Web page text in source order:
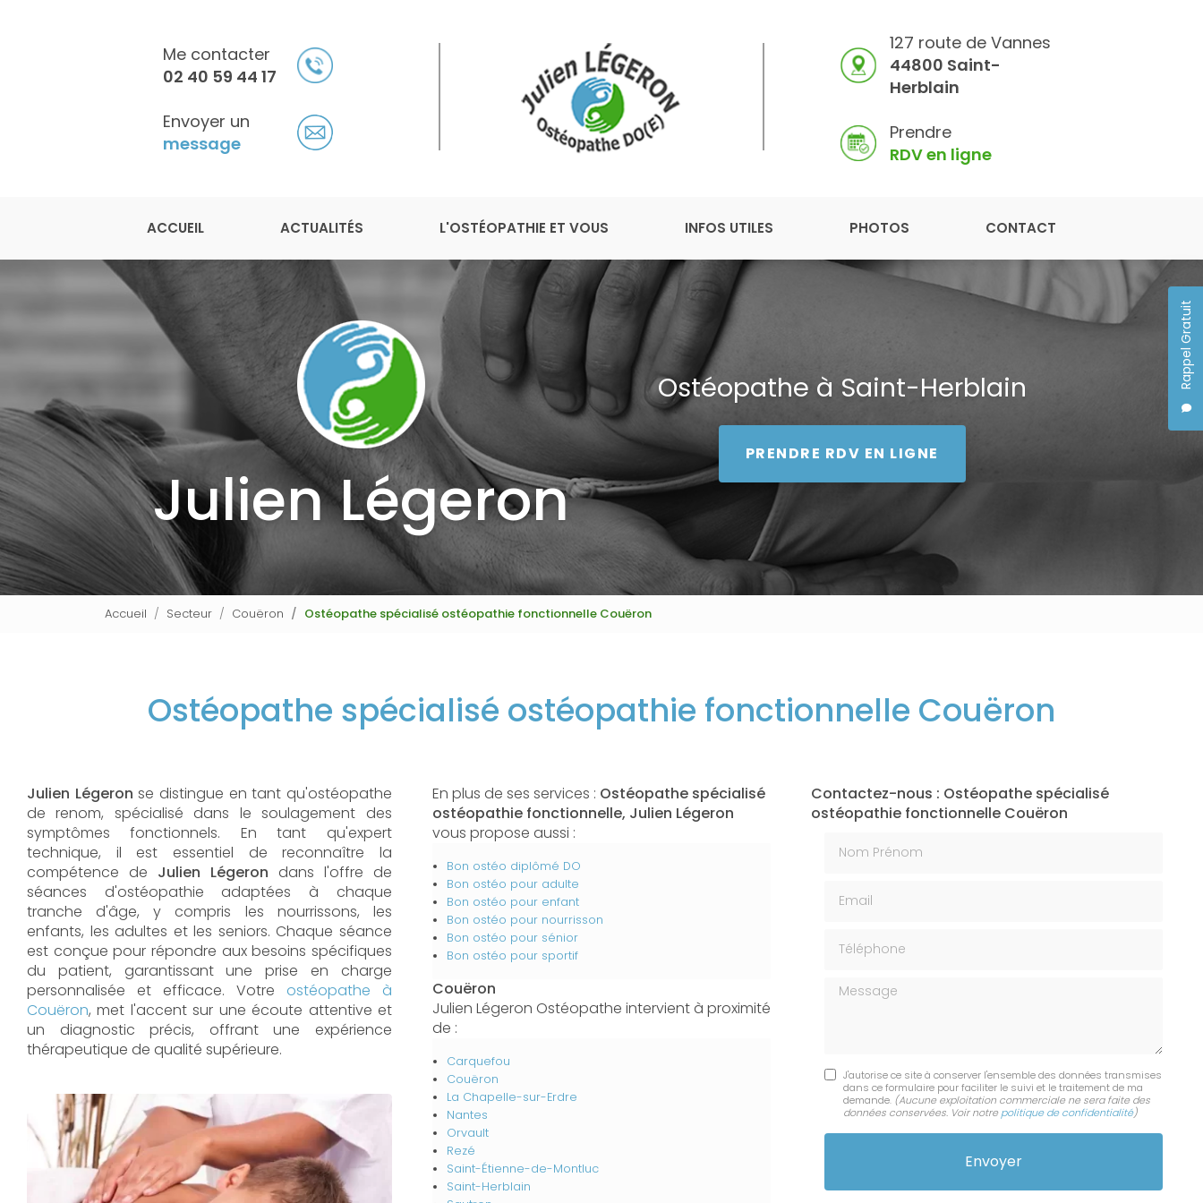
Me contacter
02 40 59 44 17
Envoyer un
message
127 route de Vannes
44800 Saint-
Herblain
Prendre
RDV en ligne
Julien Légeron
Ostéopathe à Saint-Herblain
Rappel Gratuit
ACCUEIL ACTUALITÉS L'OSTÉOPATHIE ET VOUS INFOS UTILES PHOTOS CONTACT
Julien Légeron
Ostéopathe à Saint-Herblain
PRENDRE RDV EN LIGNE
Accueil Secteur Couëron Ostéopathe spécialisé ostéopathie fonctionnelle Couëron
Ostéopathe spécialisé ostéopathie fonctionnelle Couëron
Julien Légeron se distingue en tant qu'ostéopathe
de renom, spécialisé dans le soulagement des
symptômes fonctionnels. En tant qu'expert
technique, il est essentiel de reconnaître la
compétence de Julien Légeron dans l'offre de
séances d'ostéopathie adaptées à chaque
tranche d'âge, y compris les nourrissons, les
enfants, les adultes et les seniors. Chaque séance
est conçue pour répondre aux besoins spécifiques
du patient, garantissant une prise en charge
personnalisée et efficace. Votre ostéopathe à
Couëron, met l'accent sur une écoute attentive et
un diagnostic précis, offrant une expérience
thérapeutique de qualité supérieure.
En plus de ses services : Ostéopathe spécialisé
ostéopathie fonctionnelle, Julien Légeron
vous propose aussi :
Bon ostéo diplômé DO
Bon ostéo pour adulte
Bon ostéo pour enfant
Bon ostéo pour nourrisson
Bon ostéo pour sénior
Bon ostéo pour sportif
Couëron
Julien Légeron Ostéopathe intervient à proximité
de :
Carquefou
Couëron
La Chapelle-sur-Erdre
Nantes
Orvault
Rezé
Saint-Étienne-de-Montluc
Saint-Herblain
Contactez-nous : Ostéopathe spécialisé
ostéopathie fonctionnelle Couëron
Message
J'autorise ce site à conserver l'ensemble des données transmises
dans ce formulaire pour faciliter le suivi et le traitement de ma
demande. (Aucune exploitation commerciale ne sera faite des
données conservées. Voir notre politique de confidentialité)